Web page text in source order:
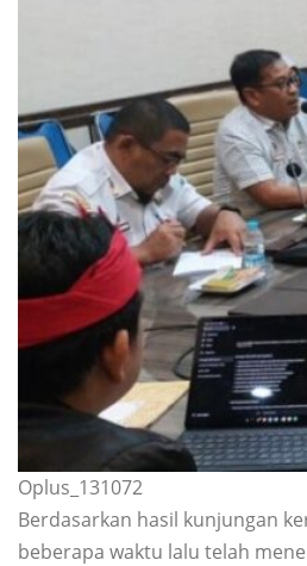
Oplus_131072
Berdasarkan hasil kunjungan
beberapa waktu lalu telah